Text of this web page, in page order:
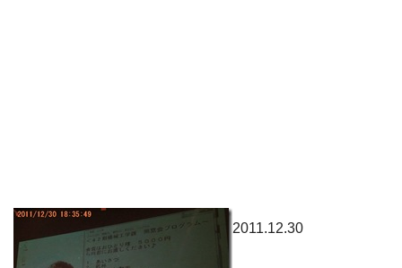
2011.12.30